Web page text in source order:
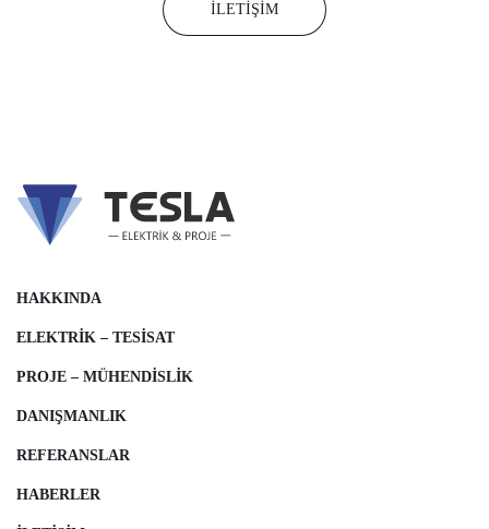
İLETIŞIM
HAKKINDA
ELEKTRIK – TESISAT
PROJE – MÜHENDISLIK
DANIŞMANLIK
REFERANSLAR
HABERLER